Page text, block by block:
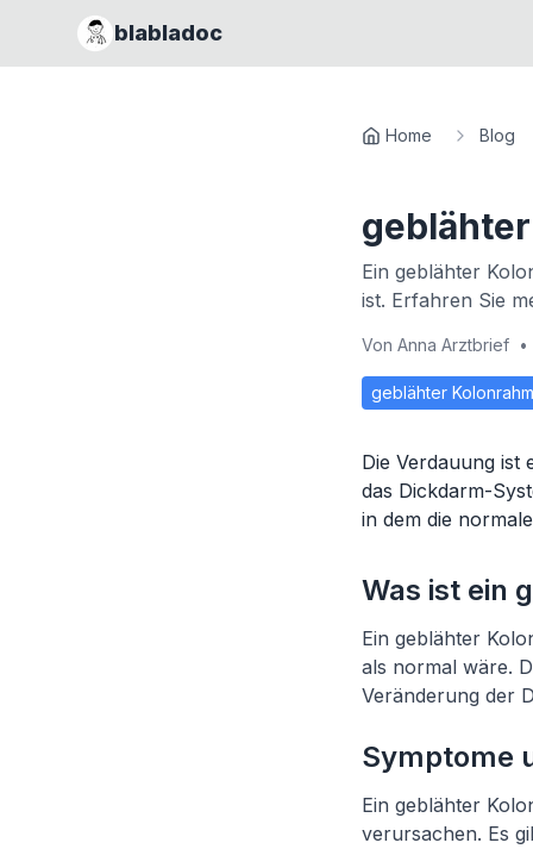
blabladoc
Home Blog
Ein geblähter
ist. Erfahren Sie
Von Anna Arztbrief •
geblähter
Die Verdauung ist
das Dickdarm-
in dem die
Was ist ein
Ein geblähter
als normal wäre.
Veränderung der
Symptome
Ein geblähter
verursachen. Es